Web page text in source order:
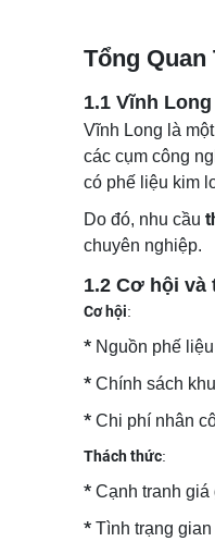
Tổng
1.1 Vĩnh
Vĩnh Long là
các cụm công
có phế liệu kim
Do đó, nhu cầu
chuyên nghiệp.
1.2 Cơ hội
Cơ hội:
* Nguồn phế
* Chính sách
* Chi phí nhân
Thách thức:
* Cạnh tranh
* Tình trạng